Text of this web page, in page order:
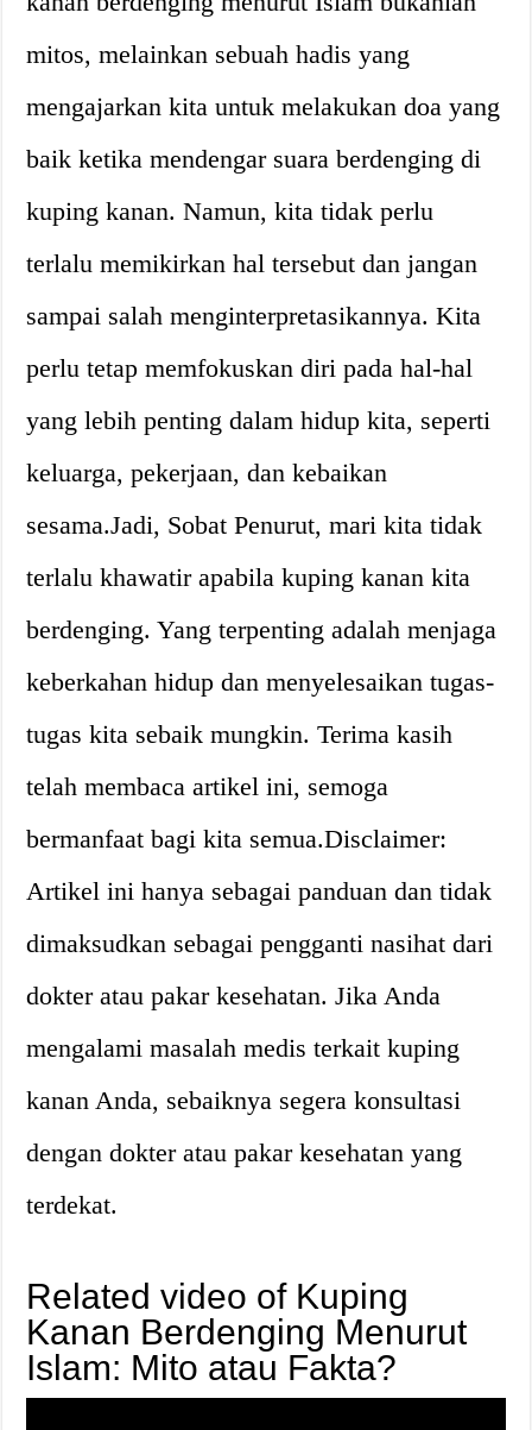
mitos, melainkan sebuah hadis yang
mengajarkan kita untuk melakukan doa yang
baik ketika mendengar suara berdenging di
kuping kanan. Namun, kita tidak perlu
terlalu memikirkan hal tersebut dan jangan
sampai salah menginterpretasikannya. Kita
perlu tetap memfokuskan diri pada hal-hal
yang lebih penting dalam hidup kita, seperti
keluarga, pekerjaan, dan kebaikan
sesama.Jadi, Sobat Penurut, mari kita tidak
terlalu khawatir apabila kuping kanan kita
berdenging. Yang terpenting adalah menjaga
keberkahan hidup dan menyelesaikan tugas-
tugas kita sebaik mungkin. Terima kasih
telah membaca artikel ini, semoga
bermanfaat bagi kita semua.Disclaimer:
Artikel ini hanya sebagai panduan dan tidak
dimaksudkan sebagai pengganti nasihat dari
dokter atau pakar kesehatan. Jika Anda
mengalami masalah medis terkait kuping
kanan Anda, sebaiknya segera konsultasi
dengan dokter atau pakar kesehatan yang
terdekat.
Related video of Kuping
Kanan Berdenging Menurut
Islam: Mito atau Fakta?